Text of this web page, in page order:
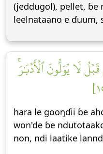
(jeddugol), pellet, ɓe
leelnataano e ɗuum,
لَا يُوَلُّونَ ٱلۡأَدۡبَٰرَۚ
hara le gooŋɗii ɓe
won'de ɓe
non, ndi laatike